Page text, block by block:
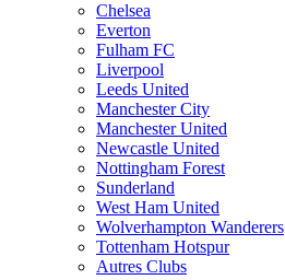
Chelsea
Everton
Fulham FC
Liverpool
Leeds United
Manchester City
Manchester United
Newcastle United
Nottingham Forest
Sunderland
West Ham United
Wolverhampton Wanderers
Tottenham Hotspur
Autres Clubs